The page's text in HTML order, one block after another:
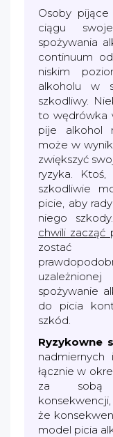
Osoby
ciągu
spożywania
continuum
niskim
alkoholu w
szkodliwy.
to wędrówka
pije alkohol
może w
zwiększyć
ryzyka.
szkodliwie
picie, aby
niego
chwili zacząć
zostać
spożywanie
do picia
szkód.
Ryzykowne
nadmiernych
łącznie w
za sobą
że
model picia